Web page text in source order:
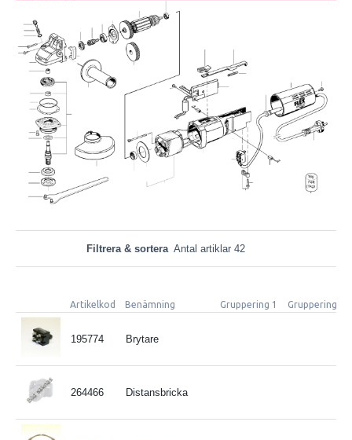
Filtrera & sortera Antal artiklar 42
Artikelkod Benämning Gruppering 1 Gruppering 2
195774 Brytare
264466 Distansbricka